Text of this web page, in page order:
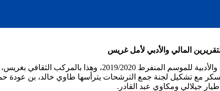
المالي والأدبي لأمل غريس
عقد النادي الهاوي لأمل غريس ، الجمعية العامة العادية للنادي، والتي عرض فيها حصيلته
معسكر مع تشكيل لجنة جمع الترشحات يترأسها طاوي خالد، بن عودة
جيلالي ومكاوي عبد القادر.